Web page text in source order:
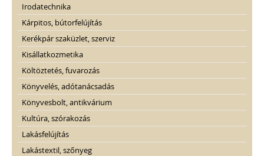
Irodatechnika
Kárpitos, bútorfelújítás
Kerékpár szaküzlet, szerviz
Kisállatkozmetika
Költöztetés, fuvarozás
Könyvelés, adótanácsadás
Könyvesbolt, antikvárium
Kultúra, szórakozás
Lakásfelújítás
Lakástextil, szőnyeg